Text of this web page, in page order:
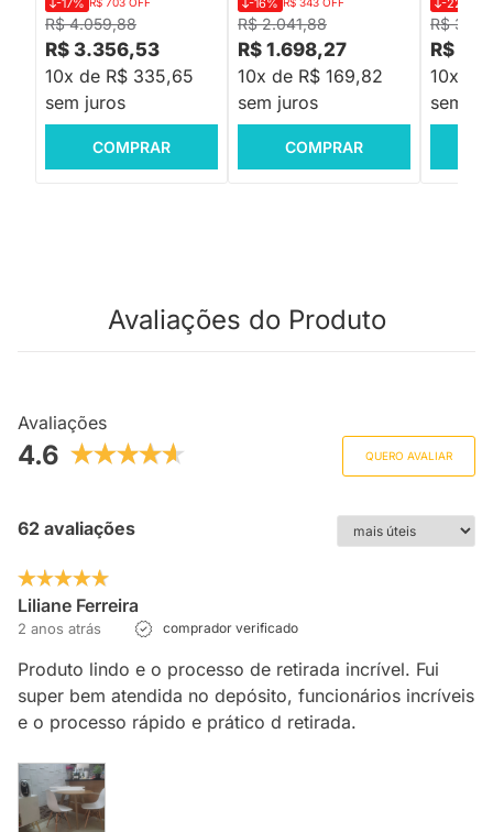
R$ 4.059,88
-17%
R$ 3.356,53
10x de R$ 335,65
sem juros
COMPRAR
R$ 2.041,88
-16%
R$ 1.698,27
10x de R$ 169,82
sem juros
COMPRAR
R$
-22%
R$
10x de
sem
Avaliações do Produto
Avaliações
4.6 QUERO AVALIAR
62 avaliações
Liliane Ferreira
2 anos atrás comprador verificado
Produto lindo e o processo de retirada incrível. Fui
super bem atendida no depósito, funcionários incríveis
e o processo rápido e prático d retirada.